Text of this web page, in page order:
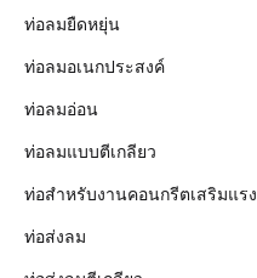
ท่อลมยืดหยุ่น
ท่อลมอเนกประสงค์
ท่อลมอ่อน
ท่อลมแบบตีเกลียว
ท่อสำหรับงานคอนกรีตเสริมแรง
ท่อส่งลม